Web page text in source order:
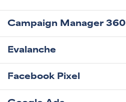
Campaign Manager 360
Evalanche
Facebook Pixel